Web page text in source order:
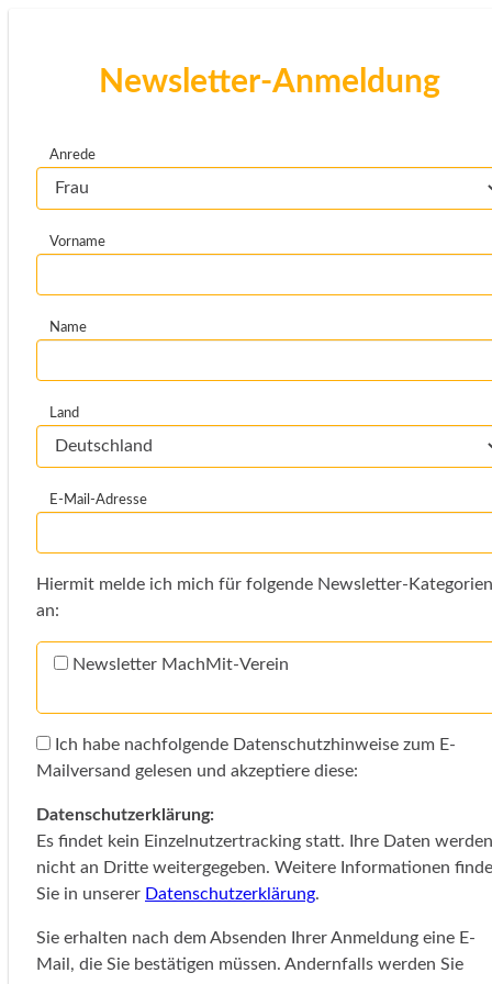
Newsletter-Anmeldung
Anrede
Vorname
Name
Land
E-Mail-Adresse
Hiermit melde ich mich für folgende Newsletter-Kategorien
an:
Newsletter MachMit-Verein
Ich habe nachfolgende Datenschutzhinweise zum E-
Mailversand gelesen und akzeptiere diese:
Datenschutzerklärung:
Es findet kein Einzelnutzertracking statt. Ihre Daten werden
nicht an Dritte weitergegeben. Weitere Informationen
Sie in unserer Datenschutzerklärung.
Sie erhalten nach dem Absenden Ihrer Anmeldung eine E-
Mail, die Sie bestätigen müssen. Andernfalls werden Sie